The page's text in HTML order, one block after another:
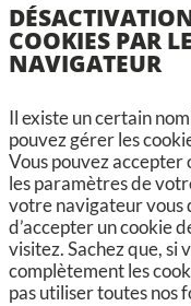
COOKIES PAR
NAVIGATEUR
Il existe un certain
pouvez gérer les
Vous pouvez
les paramètres de
votre navigateur
d’accepter un cookie
visitez. Sachez que, si
complètement les
pas utiliser toutes nos